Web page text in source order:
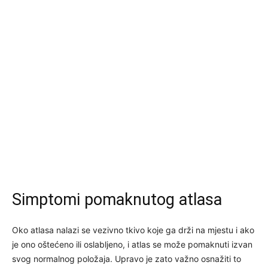
Simptomi pomaknutog atlasa
Oko atlasa nalazi se vezivno tkivo koje ga drži na mjestu i ako
je ono oštećeno ili oslabljeno, i atlas se može pomaknuti izvan
svog normalnog položaja. Upravo je zato važno osnažiti to